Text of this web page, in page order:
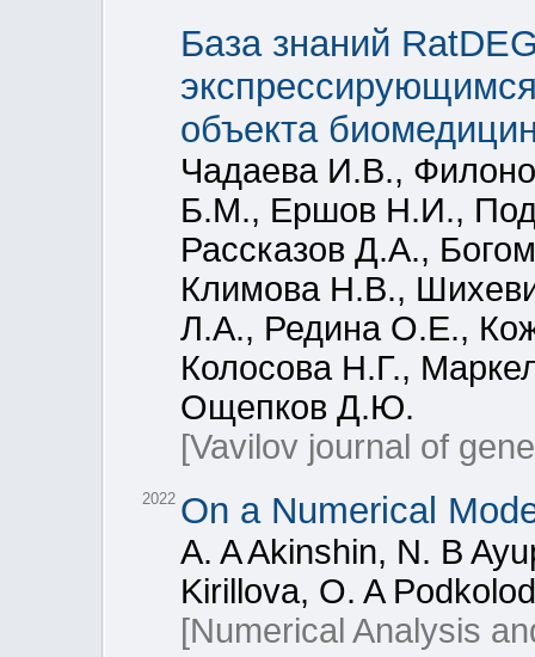
База знаний
объекта
Чадаева И.В.,
Б.М., Ершов Н.И.,
Рассказов Д.А.,
Климова Н.В.,
Л.А., Редина О.Е.,
Колосова Н.Г.,
Ощепков Д.Ю.
[Vavilov journal of
2022 On a Numerical
A. A Akinshin, N. B
Kirillova, O. A
[Numerical Analysis